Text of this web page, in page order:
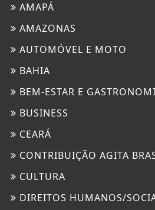
AMAPÁ
AMAZONAS
AUTOMÓVEL E MOTO
BAHIA
BEM-ESTAR E
BUSINESS
CEARÁ
CONTRIBUIÇÃO AGITA
CULTURA
DIREITOS HUMANOS/